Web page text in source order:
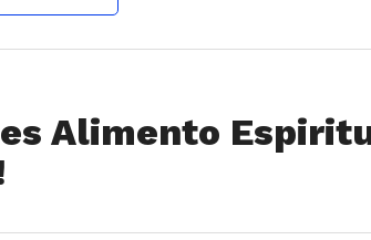
Alimento